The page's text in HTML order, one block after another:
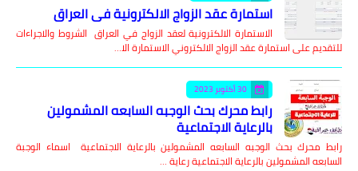
استمارة عقد الزواج الالكترونية في العراق
الاستمارة الالكترونية لعقد الزواج في العراق الشروط والاجراءات
للتقديم على استمارة عقد الزواج الالكتروني الاستمارة الا…
30 أكتوبر 2023
رابط محرك بحث الوجبه السابعه المشمولين
بالرعاية الاجتماعية
رابط محرك بحث الوجبه السابعه المشمولين بالرعاية الاجتماعية اسماء الوجبة
السابعه المشمولين بالرعاية الاجتماعية رعاية …